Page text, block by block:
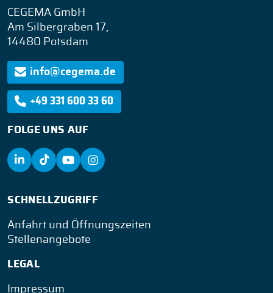
CEGEMA GmbH
Am Silbergraben 17,
14480 Potsdam
info@cegema.de
+49 331 600 33 60
FOLGE UNS AUF
SCHNELLZUGRIFF
Anfahrt und Öffnungszeiten
Stellenangebote
LEGAL
Impressum